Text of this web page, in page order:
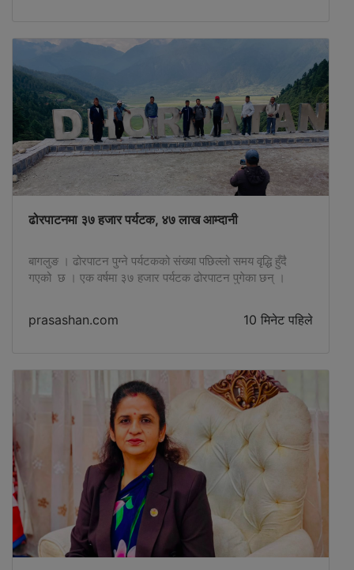
ढोरपाटनमा ३७ हजार पर्यटक, ४७ लाख आम्दानी
बागलुङ । ढोरपाटन पुग्ने पर्यटकको संख्या पछिल्लो समय वृद्धि हुँदै
गएको छ । एक वर्षमा ३७ हजार पर्यटक ढोरपाटन पुगेका छन् ।
कार्यालय, बागलुङले जनाएको छ । नेपालको एक मात्रै सिकार आरक्ष
क्षेत्र ढोरपाटन पुग्ने पर्यटकको संख्या एक वर्षमा १३ हजारले बढेको
prasashan.com 10 मिनेट पहिले